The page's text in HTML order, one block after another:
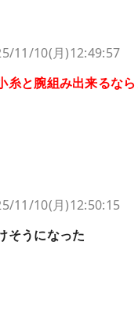
11/10(月)12:49:57
糸と腕組み出来るな
11/10(月)12:50:15
そうになった